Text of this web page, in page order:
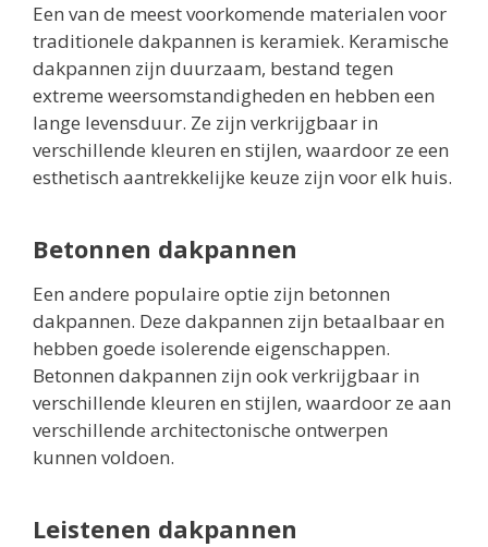
Een van de meest voorkomende materialen voor
traditionele dakpannen is keramiek. Keramische
dakpannen zijn duurzaam, bestand tegen
extreme weersomstandigheden en hebben een
lange levensduur. Ze zijn verkrijgbaar in
verschillende kleuren en stijlen, waardoor ze een
esthetisch aantrekkelijke keuze zijn voor elk huis.
Betonnen dakpannen
Een andere populaire optie zijn betonnen
dakpannen. Deze dakpannen zijn betaalbaar en
hebben goede isolerende eigenschappen.
Betonnen dakpannen zijn ook verkrijgbaar in
verschillende kleuren en stijlen, waardoor ze aan
verschillende architectonische ontwerpen
kunnen voldoen.
Leistenen dakpannen